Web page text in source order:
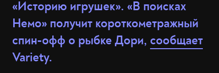
«Историю игрушек». «В поисках
Немо» получит короткометражный
спин-офф о рыбке Дори, сообщает
Variety.